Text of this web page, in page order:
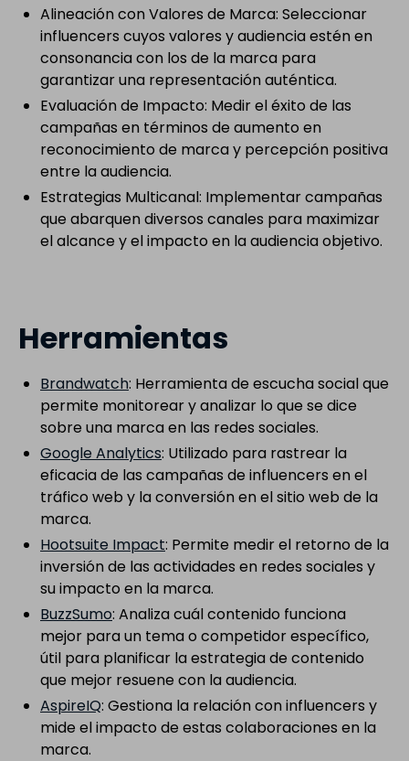
Alineación con Valores de Marca: Seleccionar
influencers cuyos valores y audiencia estén en
consonancia con los de la marca para
garantizar una representación auténtica.
Evaluación de Impacto: Medir el éxito de las
campañas en términos de aumento en
reconocimiento de marca y percepción positiva
entre la audiencia.
Estrategias Multicanal: Implementar campañas
que abarquen diversos canales para maximizar
el alcance y el impacto en la audiencia objetivo.
Herramientas
Brandwatch: Herramienta de escucha social que
permite monitorear y analizar lo que se dice
sobre una marca en las redes sociales.
Google Analytics: Utilizado para rastrear la
eficacia de las campañas de influencers en el
tráfico web y la conversión en el sitio web de la
marca.
Hootsuite Impact: Permite medir el retorno de la
inversión de las actividades en redes sociales y
su impacto en la marca.
BuzzSumo: Analiza cuál contenido funciona
mejor para un tema o competidor específico,
útil para planificar la estrategia de contenido
que mejor resuene con la audiencia.
AspireIQ: Gestiona la relación con influencers y
mide el impacto de estas colaboraciones en la
marca.